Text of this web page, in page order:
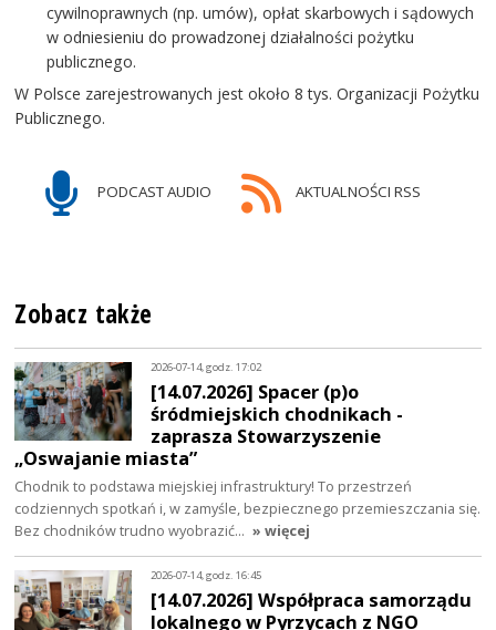
cywilnoprawnych (np. umów), opłat skarbowych i sądowych
w odniesieniu do prowadzonej działalności pożytku
publicznego.
W Polsce zarejestrowanych jest około 8 tys. Organizacji Pożytku
Publicznego.
PODCAST AUDIO AKTUALNOŚCI RSS
Zobacz także
2026-07-14, godz. 17:02
[14.07.2026] Spacer (p)o
śródmiejskich chodnikach -
zaprasza Stowarzyszenie
„Oswajanie miasta”
Chodnik to podstawa miejskiej infrastruktury! To przestrzeń
codziennych spotkań i, w zamyśle, bezpiecznego przemieszczania się.
Bez chodników trudno wyobrazić… » więcej
2026-07-14, godz. 16:45
[14.07.2026] Współpraca samorządu
lokalnego w Pyrzycach z NGO